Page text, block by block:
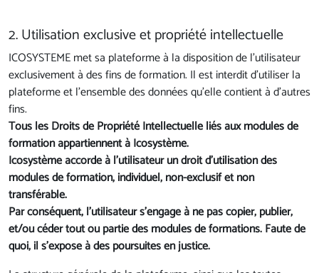
2. Utilisation exclusive et propriété intellectuelle
ICOSYSTEME met sa plateforme à la disposition de l'utilisateur
exclusivement à des fins de formation. Il est interdit d'utiliser la
plateforme et l'ensemble des données qu'elle contient à d'autres
fins.
Tous les Droits de Propriété Intellectuelle liés aux modules de
formation appartiennent à Icosystème.
Icosystème accorde à l'utilisateur un droit d’utilisation des
modules de formation, individuel, non-exclusif et non
transférable.
Par conséquent, l'utilisateur s’engage à ne pas copier, publier,
et/ou céder tout ou partie des modules de formations. Faute de
quoi, il s'expose à des poursuites en justice.